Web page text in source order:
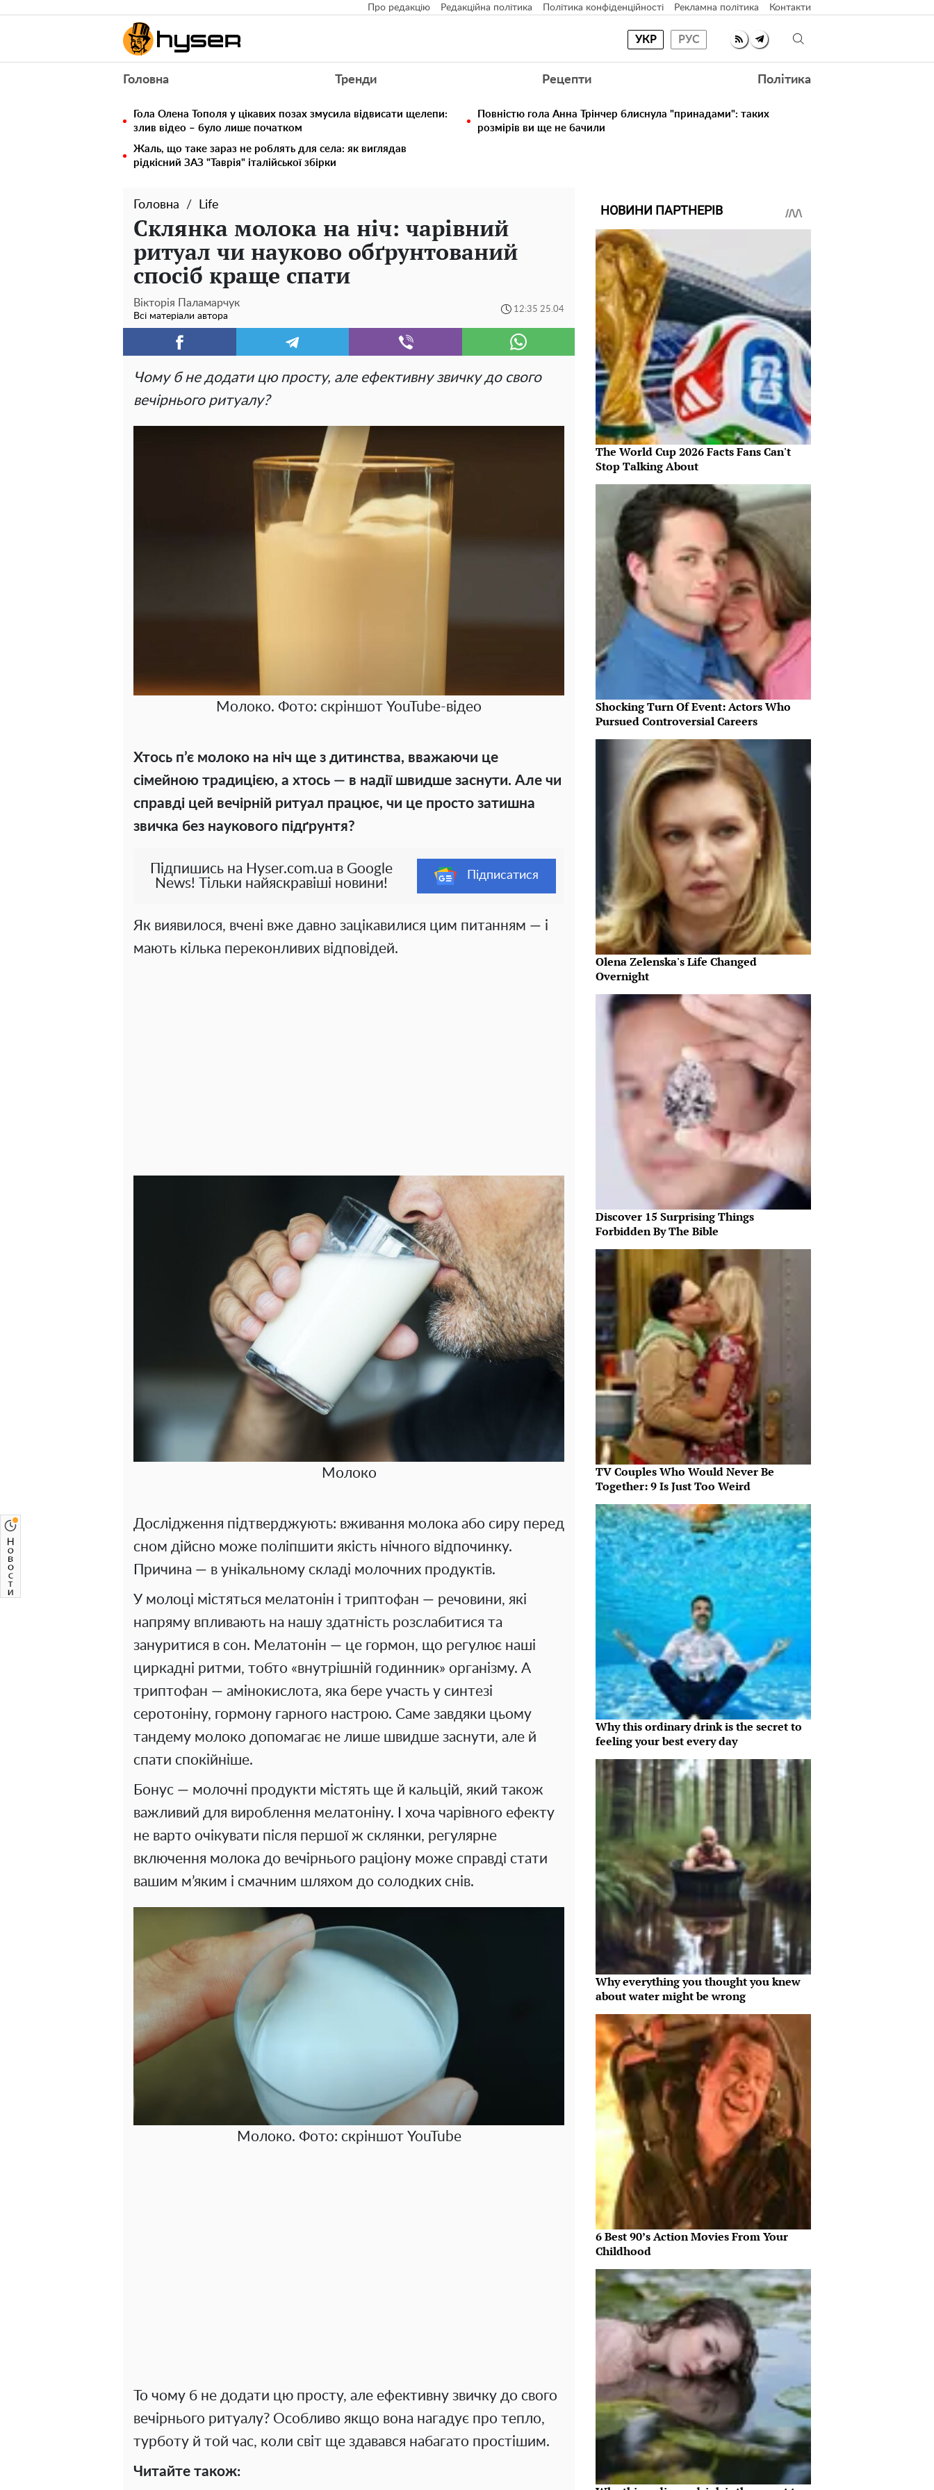
Про редакцію Редакційна політика Політика конфіденційності Рекламна політика Контакти
УКР РУС
Головна Тренди Рецепти Політика
Гола Олена Тополя у цікавих позах змусила відвисати щелепи:
злив відео – було лише початком
Повністю гола Анна Трінчер блиснула "принадами": таких
розмірів ви ще не бачили
Жаль, що таке зараз не роблять для села: як виглядав
рідкісний ЗАЗ "Таврія" італійської збірки
Головна Life
Склянка молока на ніч: чарівний
ритуал чи науково обґрунтований
спосіб краще спати
Вікторія Паламарчук
Всі матеріали автора
12:35 25.04
Чому б не додати цю просту, але ефективну звичку до свого
вечірнього ритуалу?
Молоко. Фото: скріншот YouTube-відео
Хтось п’є молоко на ніч ще з дитинства, вважаючи це
сімейною традицією, а хтось — в надії швидше заснути. Але чи
справді цей вечірній ритуал працює, чи це просто затишна
звичка без наукового підґрунтя?
Підпишись на Hyser.com.ua в Google
News! Тільки найяскравіші новини!
Підписатися
Як виявилося, вчені вже давно зацікавилися цим питанням — і
мають кілька переконливих відповідей.
Молоко
Дослідження підтверджують: вживання молока або сиру перед
сном дійсно може поліпшити якість нічного відпочинку.
Причина — в унікальному складі молочних продуктів.
У молоці містяться мелатонін і триптофан — речовини, які
напряму впливають на нашу здатність розслабитися та
зануритися в сон. Мелатонін — це гормон, що регулює наші
циркадні ритми, тобто «внутрішній годинник» організму. А
триптофан — амінокислота, яка бере участь у синтезі
серотоніну, гормону гарного настрою. Саме завдяки цьому
тандему молоко допомагає не лише швидше заснути, але й
спати спокійніше.
Бонус — молочні продукти містять ще й кальцій, який також
важливий для вироблення мелатоніну. І хоча чарівного ефекту
не варто очікувати після першої ж склянки, регулярне
включення молока до вечірнього раціону може справді стати
вашим м’яким і смачним шляхом до солодких снів.
Молоко. Фото: скріншот YouTubе
То чому б не додати цю просту, але ефективну звичку до свого
вечірнього ритуалу? Особливо якщо вона нагадує про тепло,
турботу й той час, коли світ ще здавався набагато простішим.
Читайте також:
НОВИНИ ПАРТНЕРІВ
The World Cup 2026 Facts Fans Can't
Stop Talking About
Shocking Turn Of Event: Actors Who
Pursued Controversial Careers
Olena Zelenska's Life Changed
Overnight
Discover 15 Surprising Things
Forbidden By The Bible
TV Couples Who Would Never Be
Together: 9 Is Just Too Weird
Why this ordinary drink is the secret to
feeling your best every day
Why everything you thought you knew
about water might be wrong
6 Best 90’s Action Movies From Your
Childhood